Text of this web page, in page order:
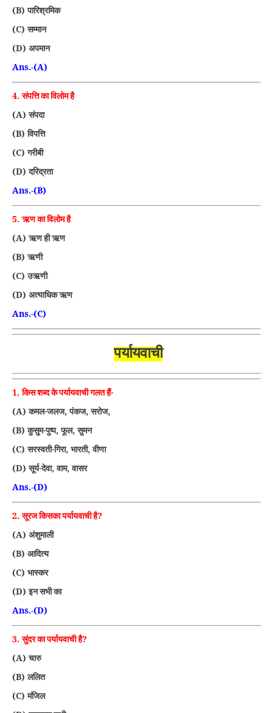
(B)पारिश्रमिक
(C)सम्मान
(D) अपमान
Ans.-(A)
4.संपत्ति का विलोम है
(A)संपदा
(B)विपत्ति
(C)गरीबी
(D)दरिद्रता
Ans.-(B)
5.ऋण का विलोम है
(A)ऋण ही ऋण
(B)ऋणी
(C)उऋणी
(D) अत्याधिक ऋण
Ans.-(C)
पर्यायवाची
1.किस शब्द के पर्यायवाची गलत हैं-
(A)कमल-जलज,पंकज,सरोज,
(B)कुसुम-पुष्प,फूल,सुमन
(C)सरस्वती-गिरा, भारती,वीणा
(D)सूर्य-देवा,वाम,वासर
Ans.-(D)
2.सूरज किसका पर्यायवाची है?
(A) अंशुमाली
(B) आदित्य
(C) भास्कर
(D)इन सभी का
Ans.-(D)
3.सुंदर का पर्यायवाची है?
(A)चारु
(B)ललित
(C)मंजिल